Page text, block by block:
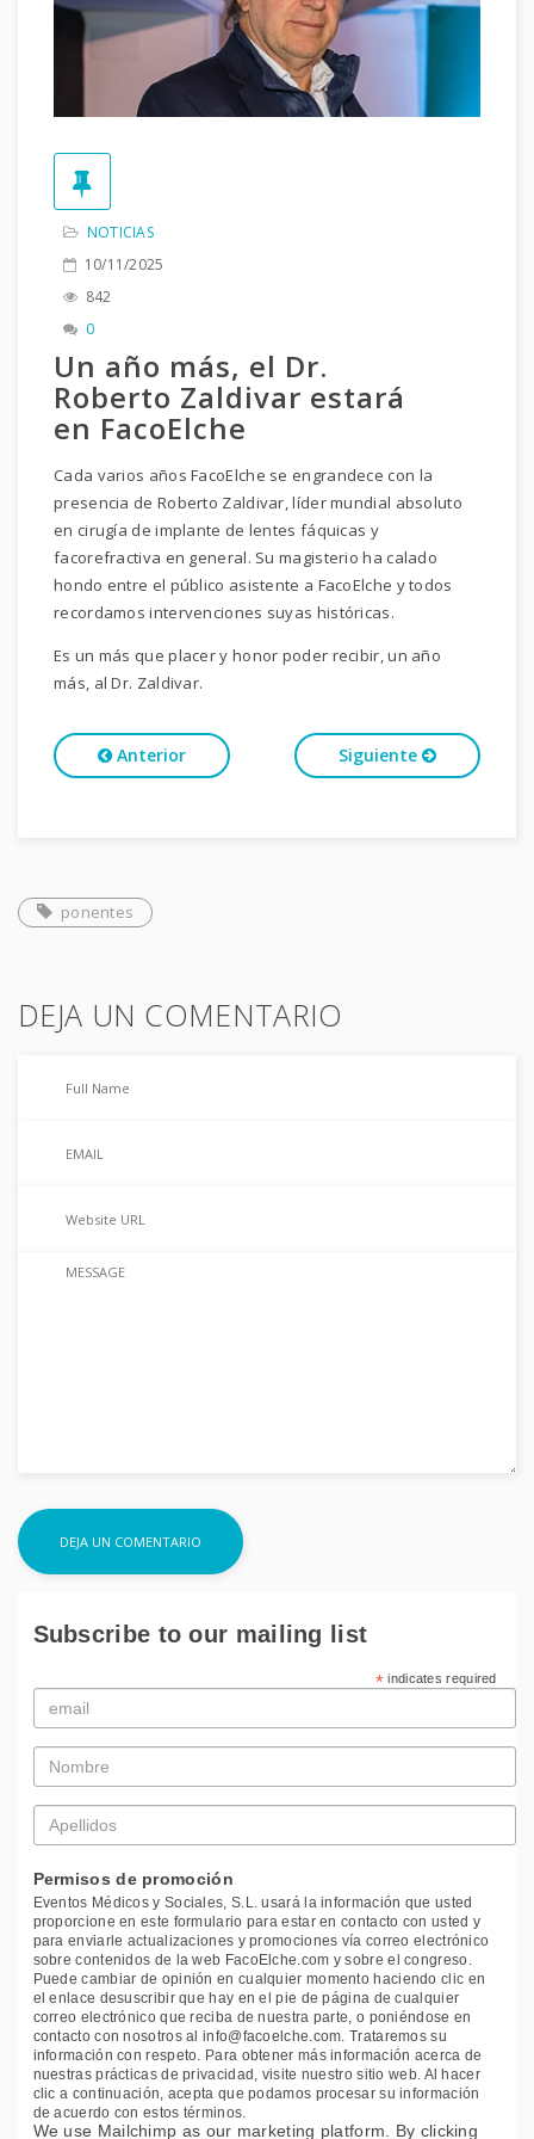
NOTICIAS
10/11/2025
842
0
Un año más, el Dr.
Roberto Zaldivar estará
en FacoElche
Cada varios años FacoElche se engrandece con la
presencia de Roberto Zaldivar, líder mundial absoluto
en cirugía de implante de lentes fáquicas y
facorefractiva en general. Su magisterio ha calado
hondo entre el público asistente a FacoElche y todos
recordamos intervenciones suyas históricas.
Es un más que placer y honor poder recibir, un año
más, al Dr. Zaldivar.
Anterior Siguiente
ponentes
DEJA UN COMENTARIO
Subscribe to our mailing list
* indicates required
Email
*
Nombre
*
Apellidos
*
Permisos de promoción
Eventos Médicos y Sociales, S.L. usará la información que usted
proporcione en este formulario para estar en contacto con usted y
para enviarle actualizaciones y promociones vía correo electrónico
sobre contenidos de la web FacoElche.com y sobre el congreso.
Puede cambiar de opinión en cualquier momento haciendo clic en
el enlace desuscribir que hay en el pie de página de cualquier
correo electrónico que reciba de nuestra parte, o poniéndose en
contacto con nosotros al info@facoelche.com. Trataremos su
información con respeto. Para obtener más información acerca de
nuestras prácticas de privacidad, visite nuestro sitio web. Al hacer
clic a continuación, acepta que podamos procesar su información
de acuerdo con estos términos.
We use Mailchimp as our marketing platform. By clicking